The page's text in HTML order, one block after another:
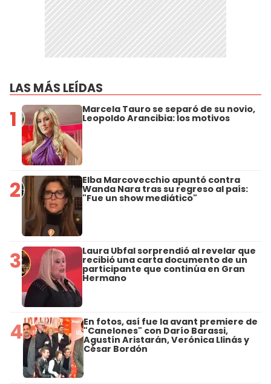
LAS MÁS LEÍDAS
1 Marcela Tauro se separó de su novio,
Leopoldo Arancibia: los motivos
2 Elba Marcovecchio apuntó contra
Wanda Nara tras su regreso al país:
"Fue un show mediático"
3 Laura Ubfal sorprendió al revelar que
recibió una carta documento de un
participante que continúa en Gran
Hermano
4 En fotos, así fue la avant premiere de
"Canelones" con Darío Barassi,
Agustín Aristarán, Verónica Llinás y
César Bordón